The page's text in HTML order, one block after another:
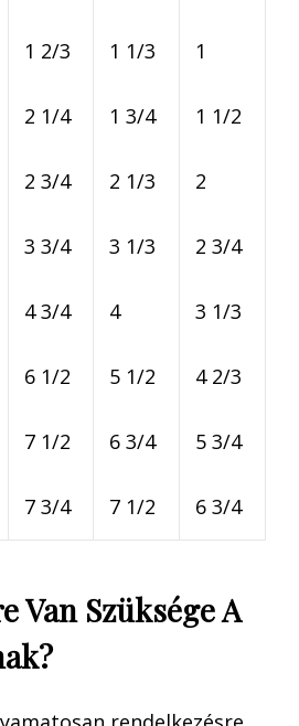
1 2/3 1 1/3 1
2 1/4 1 3/4 1 1/2
2 3/4 2 1/3 2
3 3/4 3 1/3 2 3/4
4 3/4 4 3 1/3
6 1/2 5 1/2 4 2/3
7 1/2 6 3/4 5 3/4
7 3/4 7 1/2 6 3/4
Van Szüksége A